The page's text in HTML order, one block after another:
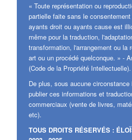
« Toute représentation ou
partielle faite sans le
ayants droit ou ayants cause est
même pour la traduction,
transformation, l'arrangement ou la
art ou un procédé quelconque. » -
(Code de la Propriété Intellectuelle).
De plus, sous aucune
publier ces informations et
commerciaux (vente de livres,
etc).
TOUS DROITS RÉSERVÉS :